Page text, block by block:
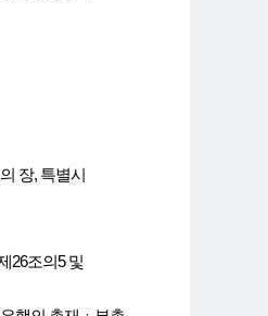
장, 특별시
26조의5 및